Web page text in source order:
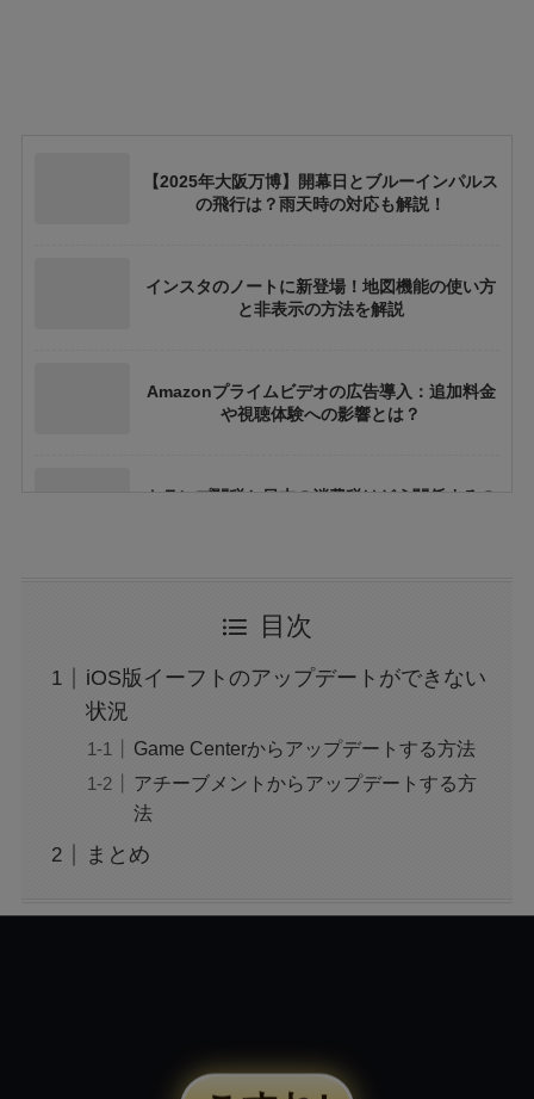
【2025年大阪万博】開幕日とブルーインパルス
の飛行は？雨天時の対応も解説！
インスタのノートに新登場！地図機能の使い方
と非表示の方法を解説
Amazonプライムビデオの広告導入：追加料金
や視聴体験への影響とは？
トランプ関税と日本の消費税はどう関係するの
らえる？引換時の注意点も解説
トランプの関税で何が変わる？関税についても
「誰から？＋999100から怪しい電話と謎のメッ
目次
iOS版イーフトのアップデートができない
状況
Game Centerからアップデートする方法
アチーブメントからアップデートする方
法
まとめ